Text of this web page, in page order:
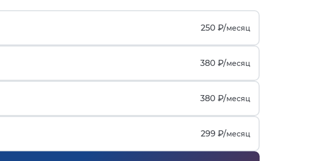
250 ₽/месяц
380 ₽/месяц
380 ₽/месяц
299 ₽/месяц